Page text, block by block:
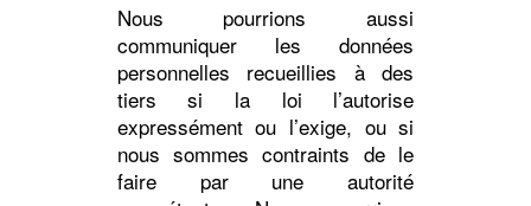
Nous pourrions aussi
communiquer les données
personnelles recueillies à des
tiers si la loi l’autorise
expressément ou l’exige, ou si
nous sommes contraints de le
faire par une autorité